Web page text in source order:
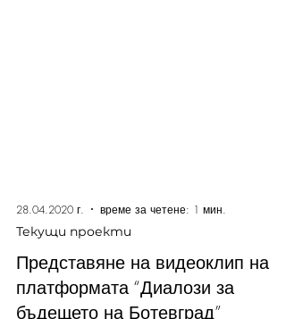
28.04.2020 г.
Текущи проекти
Представяне на видеоклип на